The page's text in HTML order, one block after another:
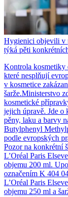
Hygienici objevili v
týká pěti
Kontrola kosmetiky
které nesplňují
v kosmetice
šarže.Ministerstvo
kosmetické
jejich úpravě. Jde o
pěny, laku a barvy
Butylphenyl
podle evropských
Pozor na konkrétní
L’Oréal Paris
objemu 200 ml.
označením K 404
L’Oréal Paris
objemu 250 ml a